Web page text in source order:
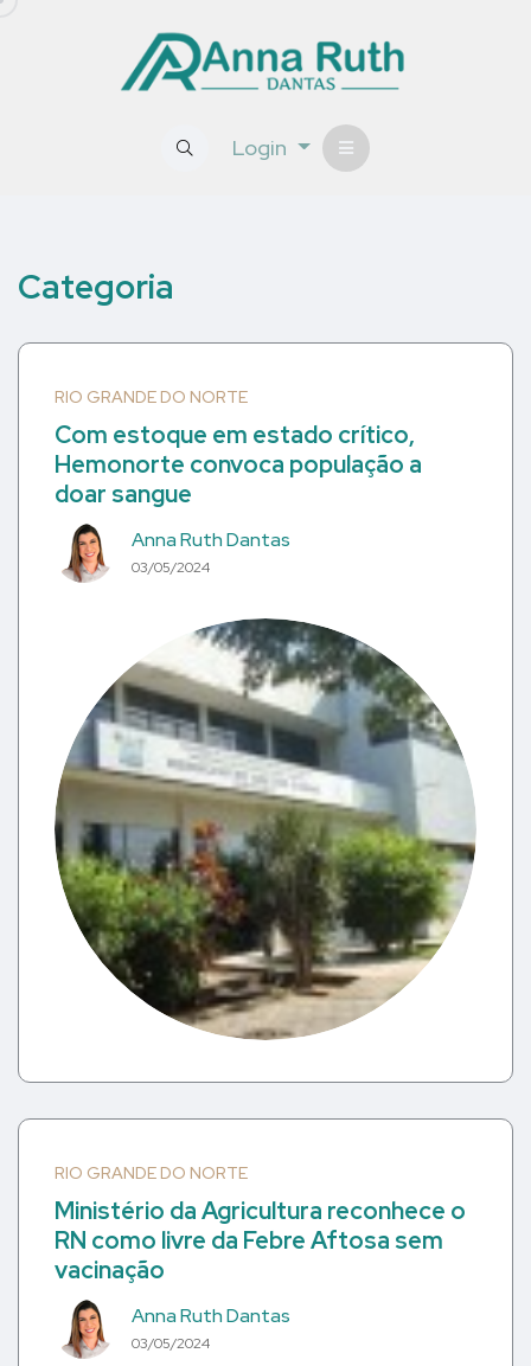
Login
Categoria
RIO GRANDE DO NORTE
Com estoque em estado crítico,
Hemonorte convoca população a
doar sangue
Anna Ruth Dantas
03/05/2024
RIO GRANDE DO NORTE
Ministério da Agricultura reconhece o
RN como livre da Febre Aftosa sem
vacinação
Anna Ruth Dantas
03/05/2024